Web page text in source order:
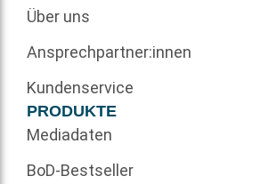
Über uns
Ansprechpartner:innen
Kundenservice
PRODUKTE
Mediadaten
BoD-Bestseller